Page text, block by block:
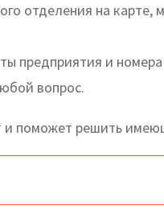
отделения на карте,
предприятия и
вопрос.
и поможет решить